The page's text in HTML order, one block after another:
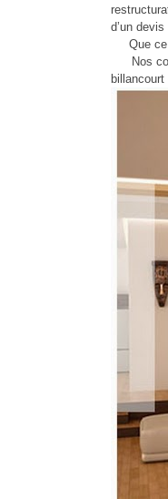
d’un
Que ce
Nos